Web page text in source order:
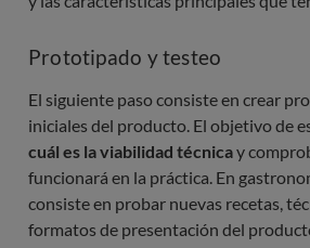
Prototipado y testeo
El siguiente paso consiste en crear
iniciales del producto. El objetivo de
cuál es la viabilidad técnicay
funcionará en la práctica. En
consiste en probar nuevas recetas,
formatos de presentación del